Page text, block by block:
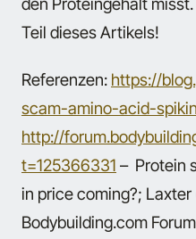
Teil dieses Artikels!
Referenzen: https://
scam-amino-acid-
http://
t=125366331 – Protein
in price coming?; Laxter
Bodybuilding.com